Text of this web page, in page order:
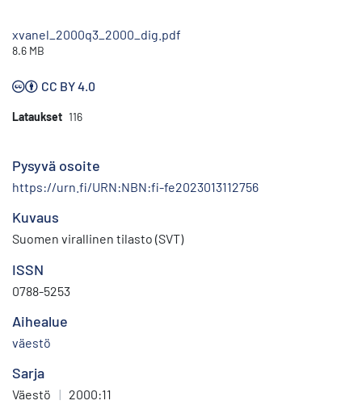
xvanel_2000q3_2000_dig.pdf
8.6 MB
CC BY 4.0
Lataukset 116
Pysyvä osoite
https://urn.fi/URN:NBN:fi-fe2023013112756
Kuvaus
Suomen virallinen tilasto (SVT)
ISSN
0788-5253
Aihealue
väestö
Sarja
Väestö | 2000:11